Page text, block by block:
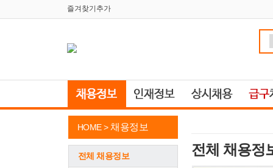
즐겨찾기추가
HOME > 채용정보
전체 채용정보 전체 채용정